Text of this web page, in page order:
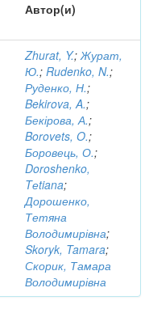
Автор(и)
Zhurat, Y.;Журат,
Ю.; Rudenko, N.;
Руденко, Н.;
Bekirova, A.;
Бекірова, А.;
Borovets, O.;
Боровець, О.;
Doroshenko,
Tеtiana;
Дорошенко,
Тетяна
Володимирівна;
Skoryk, Tamara;
Скорик, Тамара
Володимирівна